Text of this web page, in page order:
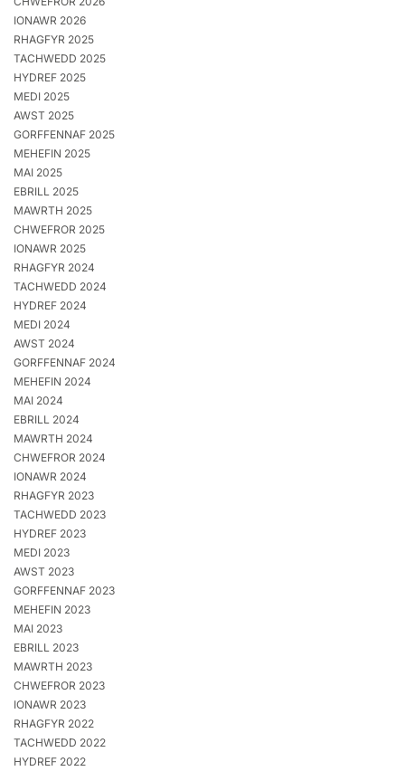
IONAWR 2026
RHAGFYR 2025
TACHWEDD 2025
HYDREF 2025
MEDI 2025
AWST 2025
GORFFENNAF 2025
MEHEFIN 2025
MAI 2025
EBRILL 2025
MAWRTH 2025
CHWEFROR 2025
IONAWR 2025
RHAGFYR 2024
TACHWEDD 2024
HYDREF 2024
MEDI 2024
AWST 2024
GORFFENNAF 2024
MEHEFIN 2024
MAI 2024
EBRILL 2024
MAWRTH 2024
CHWEFROR 2024
IONAWR 2024
RHAGFYR 2023
TACHWEDD 2023
HYDREF 2023
MEDI 2023
AWST 2023
GORFFENNAF 2023
MEHEFIN 2023
MAI 2023
EBRILL 2023
MAWRTH 2023
CHWEFROR 2023
IONAWR 2023
RHAGFYR 2022
TACHWEDD 2022
HYDREF 2022